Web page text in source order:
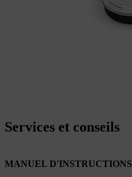
Services et conseils
MANUEL D'INSTRUCTIONS